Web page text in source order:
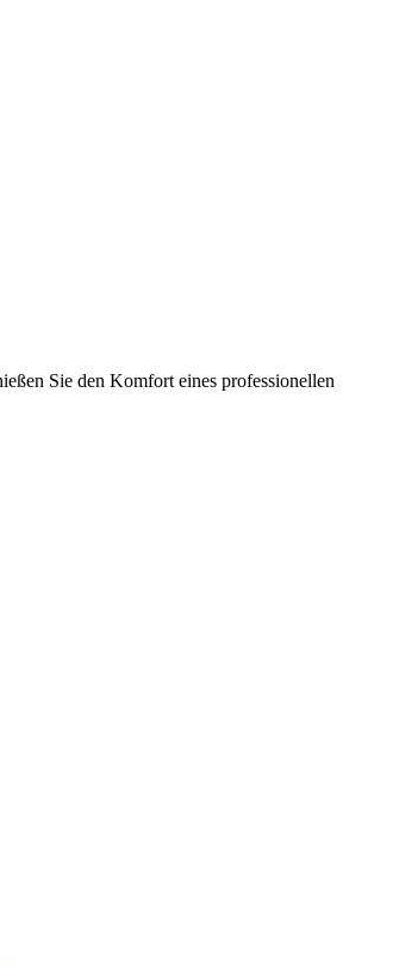
Sie den Komfort eines professionellen